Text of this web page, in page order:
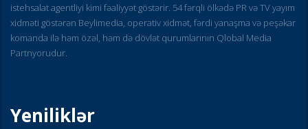
istehsalat agentliyi kimi fəaliyyət göstərir. 54 fərqli ölkədə PR və TV yayım
xidməti göstərən Beylimedia, operativ xidmət, fərdi yanaşma və peşəkar
komanda ilə həm özəl, həm də dövlət qurumlarının Qlobal Media
Partnyorudur.
Yeniliklər